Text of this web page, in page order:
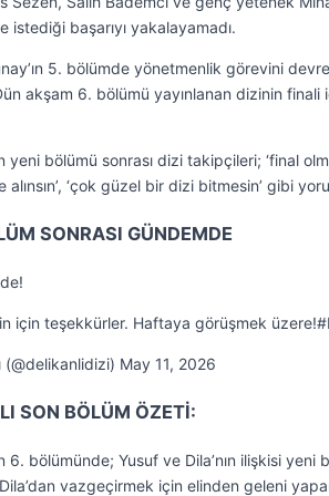
istediği başarıyı yakalayamadı.
5. bölümde yönetmenlik görevini
akşam 6. bölümü yayınlanan dizinin
yeni bölümü sonrası dizi takipçileri; ‘final
alınsın’, ‘çok güzel bir dizi bitmesin’ gibi
SONRASI GÜNDEMDE
için teşekkürler. Haftaya görüşmek
(@delikanlidizi) May 11, 2026
SON BÖLÜM ÖZETİ:
6. bölümünde; Yusuf ve Dila’nın ilişkisi
vazgeçirmek için elinden geleni